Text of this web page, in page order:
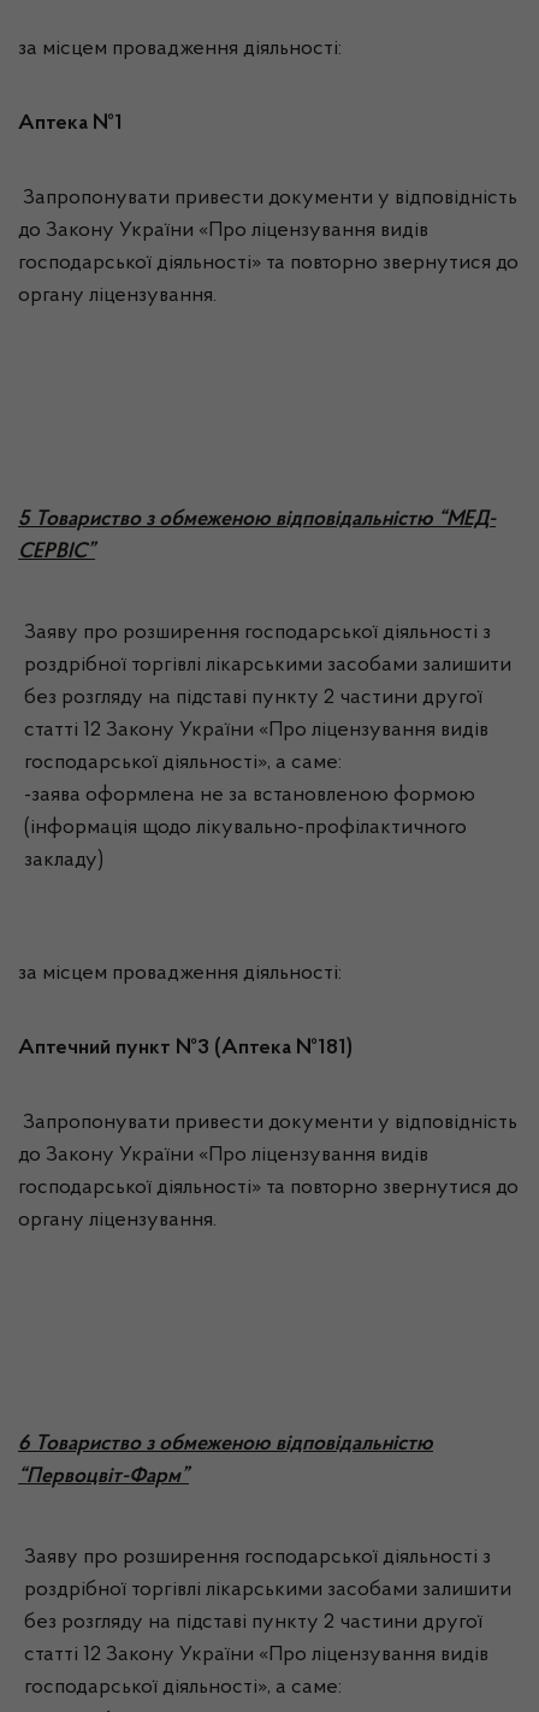
за місцем провадження діяльності:
Аптека №1
Запропонувати привести документи у відповідність
до Закону України «Про ліцензування видів
господарської діяльності» та повторно звернутися до
органу ліцензування.
5 Товариство з обмеженою відповідальністю “МЕД-
СЕРВІС”
Заяву про розширення господарської діяльності з
роздрібної торгівлі лікарськими засобами залишити
без розгляду на підставі пункту 2 частини другої
статті 12 Закону України «Про ліцензування видів
господарської діяльності», а саме:
-заява оформлена не за встановленою формою
(інформація щодо лікувально-профілактичного
закладу)
за місцем провадження діяльності:
Аптечний пункт №3 (Аптека №181)
Запропонувати привести документи у відповідність
до Закону України «Про ліцензування видів
господарської діяльності» та повторно звернутися до
органу ліцензування.
6 Товариство з обмеженою відповідальністю
“Первоцвіт-Фарм”
Заяву про розширення господарської діяльності з
роздрібної торгівлі лікарськими засобами залишити
без розгляду на підставі пункту 2 частини другої
статті 12 Закону України «Про ліцензування видів
господарської діяльності», а саме: